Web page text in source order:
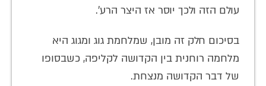
עולם הזה ולכך יוסר אז היצר הרע'.
בסיכום חלק זה מובן, שמלחמת גוג ומגוג היא
מלחמה רוחנית בין הקדושה לקליפה, כשבסופו
של דבר הקדושה מנצחת.